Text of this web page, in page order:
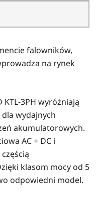
falowników,
na rynek
3PH wyróżniają
wydajnych
akumulatorowych.
AC + DC i
klasom mocy od 5
odpowiedni model.